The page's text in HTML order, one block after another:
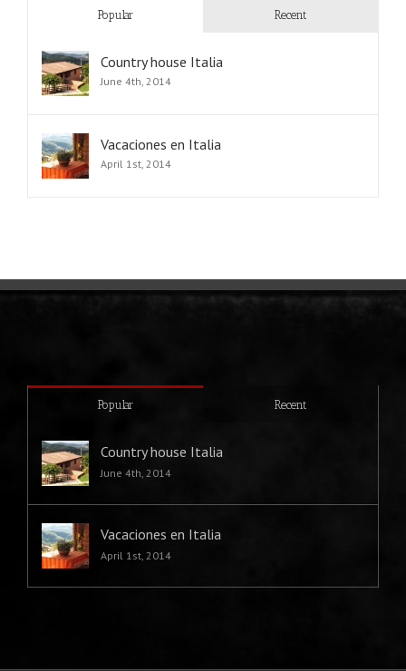
Popular Recent
Country house Italia
June 4th, 2014
Vacaciones en Italia
April 1st, 2014
Popular Recent
Country house Italia
June 4th, 2014
Vacaciones en Italia
April 1st, 2014